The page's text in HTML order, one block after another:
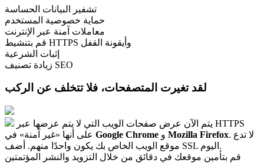
تشفير البيانات الحساسة
حماية خصوصية المستخدم
معاملات آمنة عبر الإنترنت
قم بتنشيط HTTPS وأيقونة القفل
إثبات الشرعية
زيادة تصنيف SEO
لقد تغيرت المتصفحات، فلا تتخلف عن الركب
Google Chrome Mozilla Firefox. لا تدع
موقع الويب الخاص بك يكون واحدًا منهم. أضف SSL اليوم.
قم بتأمين موقعك في دقائق من خلال التزويد والنشر المؤتمتين